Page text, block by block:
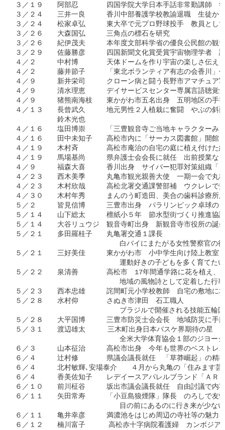
３／１９　　阿部忍　　　　四国学院大学日本手話非常勤講師　
３／２４　　三井一良　　　香川中部養護学校教諭退職　生徒か
３／２４　　松家卓弘　　　東大卒で元プロ野球投手　教員と
３／２６　　大森国弘　　　三角点の標石を研究
３／２６　　紀伊茂夫　　　本年度文部科学省の優良公民館の観
３／２９　　佐藤勝彦　　　四国新聞文化賞受賞宇宙物理学者　
４／２　　　中村博　　　　天体ドームを作り宇宙の楽しさ伝え
４／２　　　藤井節子　　　「東北ボランティア有志の会香川」
４／９　　　新井栄司　　　クローン病と闘う長野市アマチュア
４／９　　　清水理恵　　　デイサービスセンター専属言語聴覚
４／９　　　猪熊南海枝　　東かがわ市五名出身　五明地区の
４／１３　　長曾武久　　　地元男性２人植栽に奮闘　やぶの斜
鈴木光也
４／１６　　塩田博崇　　　「三豊観音寺ご当地キ
４／１６　　田中未知子　　高松市内に「サーカス図書館」開館
４／１９　　木村斉　　　　高松市庵治の自宅の庭に植え付けた
４／１９　　馬場基尚　　　県弁護士会会長に就任　出前授業
４／９　　　福森大喜　　　香川出身　サイバー犯罪対策組織「
４／２３　　西木美季　　　丸亀市観光親善大使　一期一会で丸
４／２３　　木村欣哉　　　高松北署交通課警部補　ウクレレ
４／３０　　木村年秀　　　まんのう町造田、美合の歯科診療所
５／２　　　皆見信博　　　三豊市出身　パラリンピック卓球の
５／１４　　山下総太　　　檀紙小５年　節水型街づくり推進協
５／１４　　大谷リュウジ　観音寺町出身　新観音寺市役所の誕
５／２１　　多田羅桂子　　丸亀署交通１課長
白バイにまたがる女性警察官の後
５／２１　　三好美佳　　　東かがわ市　小中学生向け陸上教室
                          運動好きの子どもを多く育てたい
５／２２　　泉清善　　　　高松市　17年間通学路に花を植え、
地域の風物詩として定着した行事
５／２３　　西本忠雄　　　詫間町元小学校教師　自宅の敷地に
５／２８　　水村仰　　　　さぬき市津田　石工職人
ブラジルで開催される技能五輪国
５／２８　　大平国博　　　三豊市防災士会会長　地域防災に手
５／３１　　渡辺雄太　　  三木町出身日本バスケ界期待の星
全米大学体育協会１部のジヨージ
６／３　　　山本征治　　　高松市出身　今年も世界のベストレ
６／４　　　辻村修　　　　県議会議長就任　「草莽崛起」の精
６／４　　　北村敏輝､安場泰介　　４月から丸亀の「住みます
６／４　　　香美佐知子　　レデイースアパレルブランド「ＡＲ
６／１０　　前川柾谷　　　坂出市議会議長就任　自由討議で内
６／１１　　矢田常寿　　　「小豆島狼煙隊」隊長　のろしで
目の前にあるのに行き来が少ない
６／１１　　亀井幸彦　　　満濃池をはじめ周辺の寺社等の魅
６／１２　　楠川富子　    高松赤十字病院看護婦　カンボジ